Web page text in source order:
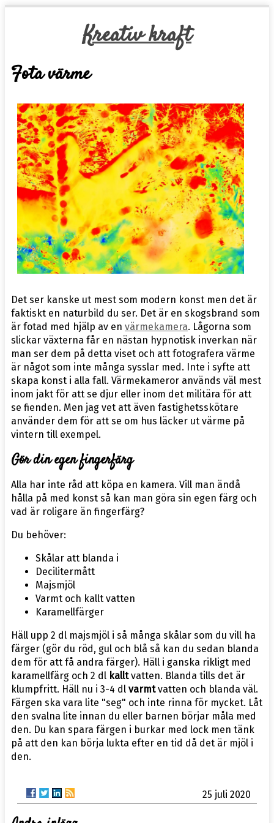
Kreativ kraft
Fota värme
Det ser kanske ut mest som modern konst men det är
faktiskt en naturbild du ser. Det är en skogsbrand som
är fotad med hjälp av en värmekamera. Lågorna som
slickar växterna får en nästan hypnotisk inverkan när
man ser dem på detta viset och att fotografera värme
är något som inte många sysslar med. Inte i syfte att
skapa konst i alla fall. Värmekameror används väl mest
inom jakt för att se djur eller inom det militära för att
se fienden. Men jag vet att även fastighetsskötare
använder dem för att se om hus läcker ut värme på
vintern till exempel.
Gör din egen fingerfärg
Alla har inte råd att köpa en kamera. Vill man ändå
hålla på med konst så kan man göra sin egen färg och
vad är roligare än fingerfärg?
Du behöver:
Skålar att blanda i
Decilitermått
Majsmjöl
Varmt och kallt vatten
Karamellfärger
Häll upp 2 dl majsmjöl i så många skålar som du vill ha
färger (gör du röd, gul och blå så kan du sedan blanda
dem för att få andra färger). Häll i ganska rikligt med
karamellfärg och 2 dl kalltvatten. Blanda tills det är
klumpfritt. Häll nu i 3-4 dl varmtvatten och blanda väl.
Färgen ska vara lite "seg" och inte rinna för mycket. Låt
den svalna lite innan du eller barnen börjar måla med
den. Du kan spara färgen i burkar med lock men tänk
på att den kan börja lukta efter en tid då det är mjöl i
den.
25 juli 2020